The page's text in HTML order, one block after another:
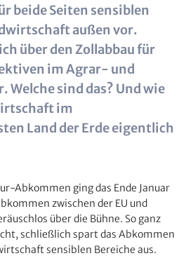
beide Seiten sensiblen
außen vor.
über den Zollabbau für
im Agrar- und
sind das? Und wie
im
Land der Erde eigentlich
Abkommen ging das Ende Januar
zwischen der EU und
über die Bühne. So ganz
schließlich spart das Abkommen
sensiblen Bereiche aus.